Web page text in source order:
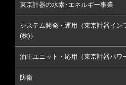
東京計器の水素･エネルギー事業
システム開発・運用（東京計器イン
(株)）
油圧ユニット・応用（東京計器パワ
防衛